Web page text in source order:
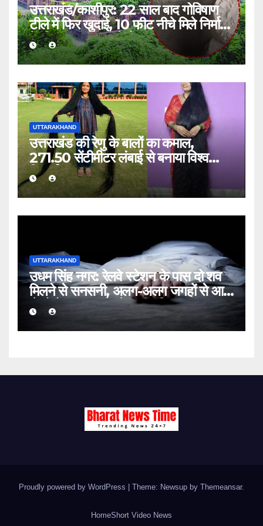
उत्तराखंड/काशीपुर: 22 साल बाद गोविषाण
टीले में फिर खुदाई, 10 फीट नीचे मिले निर्माण
के निशान; मानसून ने रोका काम
UTTARAKHAND
उत्तराखंड की रेणु के बालों का कमाल,
271.50 सेंटीमीटर लंबाई से बनाया विश्व
रिकॉर्ड
UTTARAKHAND
उधम सिंह नगर: रेलवे स्टेशन के पास दो शव
मिलने से सनसनी, अलग-अलग जगहों से आए
थे दोनों मृतक; जांच में जुटी पुलिस
Proudly powered by WordPress | Theme: Newsup by Themeansar.
HomeShort Video News